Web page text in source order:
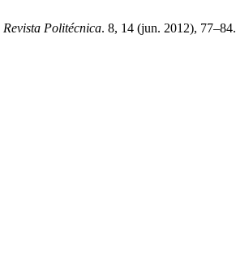
Revista Politécnica. 8, 14 (jun. 2012), 77–84.